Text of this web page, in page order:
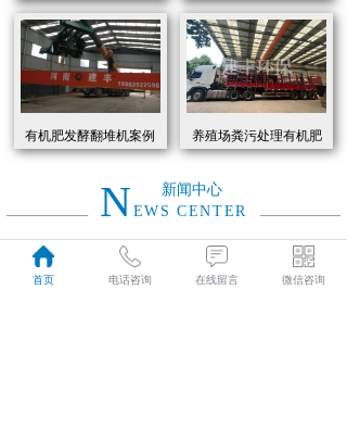
有机肥发酵翻堆机案例
展示
养殖场粪污处理有机肥
发酵罐 履带式有机肥翻
新闻中心
N EWS CENTER
2026
首页 电话咨询 在线留言 微信咨询